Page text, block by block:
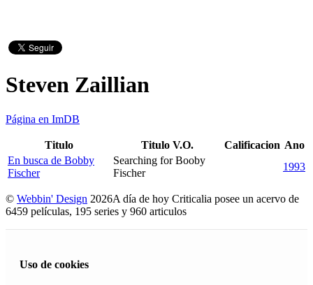
Steven Zaillian
Página en ImDB
Titulo Titulo V.O. Calificacion Ano
En busca de Bobby
Fischer
Searching for Booby
Fischer
1993
© Webbin' Design 2026A día de hoy Criticalia posee un acervo de
6459 películas, 195 series y 960 articulos
Uso de cookies